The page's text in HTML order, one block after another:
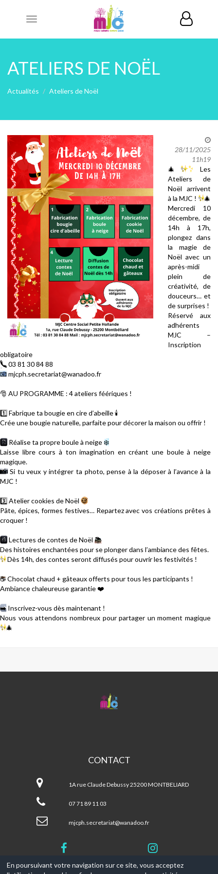
Toggle
ATELIERS DE NOËL
Actualités Ateliers de Noël
28/11/2025
11h19
🎄✨Les
Ateliers de
Noël arrivent
à la MJC ! ✨🎄
Mercredi 10
décembre, de
14h à 17h,
plongez dans
la magie de
Noël avec un
après-midi
plein de
créativité, de
douceurs… et
de surprises !
Réservé aux
adhérents
MJC –
Inscription
obligatoire
📞03 81 30 84 88
📧mjcph.secretariat@wanadoo.fr
🎅 AU PROGRAMME : 4 ateliers féériques !
1️⃣Fabrique ta bougie en cire d’abeille🕯️
Crée une bougie naturelle, parfaite pour décorer la maison ou offrir !
2️⃣ Réalise ta propre boule à neige❄️
Laisse libre cours à ton imagination en créant une boule à neige
magique.
📸Si tu veux y intégrer ta photo, pense à la déposer à l’avance à la
MJC !
3️⃣Atelier cookies de Noël 🍪
Pâte, épices, formes festives… Repartez avec vos créations prêtes à
croquer !
4️⃣Lectures de contes de Noël 📚
Des histoires enchantées pour se plonger dans l’ambiance des fêtes.
✨Dès 14h, des contes seront diffusés pour ouvrir les festivités !
☕Chocolat chaud + gâteaux offerts pour tous les participants !
Ambiance chaleureuse garantie❤️
➡️ Inscrivez-vous dès maintenant !
Nous vous attendons nombreux pour partager un moment magique
✨🎄
MJC
CENTRE
CONTACT
Centre
Social
Petite
Hollande
1A rue Claude Debussy 25200 MONTBELIARD
07 71 89 11 03
mjcph.secretariat@wanadoo.fr
En poursuivant votre navigation sur ce site, vous acceptez